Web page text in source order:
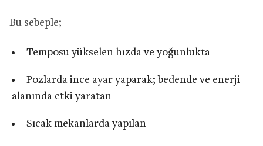
Bu sebeple;
Temposu yükselen hızda ve yoğunlukta
Pozlarda ince ayar yaparak; bedende ve enerji
alanında etki yaratan
Sıcak mekanlarda yapılan